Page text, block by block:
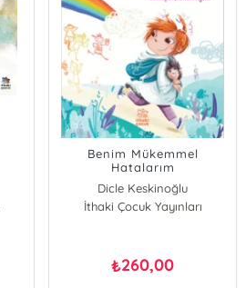
Benim Mükemmel
Hatalarım
Dicle Keskinoğlu
İthaki Çocuk Yayınları
₺260,00